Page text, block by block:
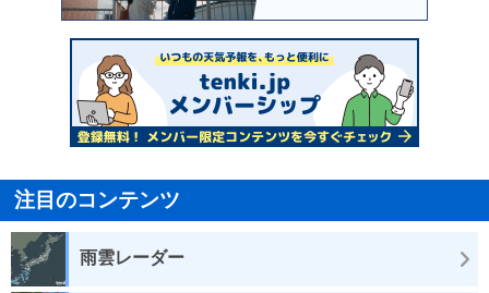
注目のコンテンツ
雨雲レーダー